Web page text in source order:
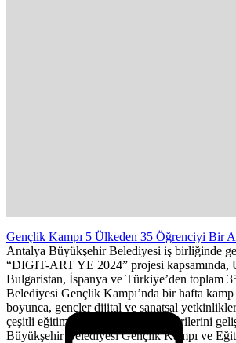
Gençlik Kampı 5 Ülkeden 35 Öğrenciyi Bir
Antalya Büyükşehir Belediyesi iş birliğinde
“DIGIT-ART YE 2024” projesi kapsamında,
Bulgaristan, İspanya ve Türkiye’den toplam
Belediyesi Gençlik Kampı’nda bir hafta
boyunca, gençler dijital ve sanatsal
çeşitli eğitimlere katılırken, dil becerilerini
Büyükşehir Belediyesi Gençlik Kampı ve